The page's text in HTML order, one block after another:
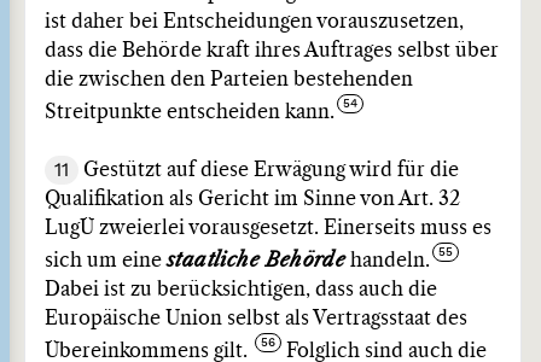
ist daher bei Entscheidungen vorauszusetzen,
dass die Behörde kraft ihres Auftrages selbst über
die zwischen den Parteien bestehenden
Streitpunkte entscheiden kann.
11
Gestützt auf diese Erwägung wird für die
Qualifikation als Gericht im Sinne von Art. 32
LugÜ zweierlei vorausgesetzt. Einerseits muss es
sich um einestaatliche Behördehandeln.
Dabei ist zu berücksichtigen, dass auch die
Europäische Union selbst als Vertragsstaat des
Übereinkommens gilt.
Folglich sind auch die